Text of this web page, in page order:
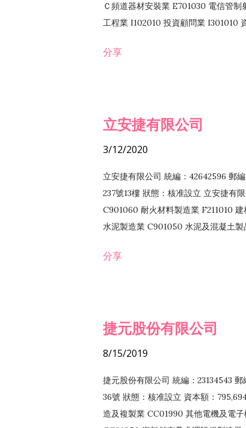
Ｃ頻道器材安裝業 E701030 電信管
工程業 I102010 投資顧問業 I301010
務 F102030 菸酒批發業 F203020 菸
分享
立安捷有限公司
3/12/2020
立安捷有限公司 統編：42642596 郵
237號13樓 狀態：核准設立 立安捷有
C901060 耐火材料製造業 F211010
水泥製造業 C901050 水泥及混凝土
EZ99990 其他工程業 F102170 食品
分享
捷元股份有限公司
8/15/2019
捷元股份有限公司 統編：23134543
36號 狀態：核准設立 資本額：
造及複製業 CC01990 其他電機及電